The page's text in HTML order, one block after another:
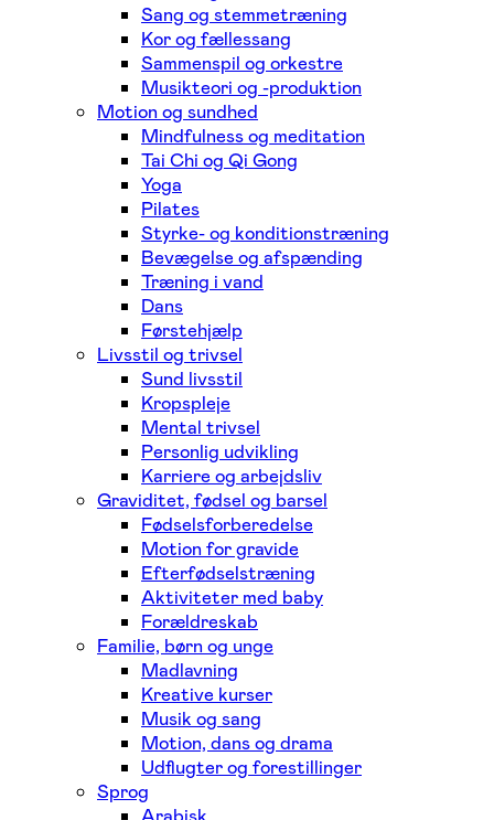
Sang og stemmetræning
Kor og fællessang
Sammenspil og orkestre
Musikteori og -produktion
Motion og sundhed
Mindfulness og meditation
Tai Chi og Qi Gong
Yoga
Pilates
Styrke- og konditionstræning
Bevægelse og afspænding
Træning i vand
Dans
Førstehjælp
Livsstil og trivsel
Sund livsstil
Kropspleje
Mental trivsel
Personlig udvikling
Karriere og arbejdsliv
Graviditet, fødsel og barsel
Fødselsforberedelse
Motion for gravide
Efterfødselstræning
Aktiviteter med baby
Forældreskab
Familie, børn og unge
Madlavning
Kreative kurser
Musik og sang
Motion, dans og drama
Udflugter og forestillinger
Sprog